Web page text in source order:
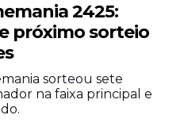
2425:
próximo sorteio
sorteou sete
na faixa principal e